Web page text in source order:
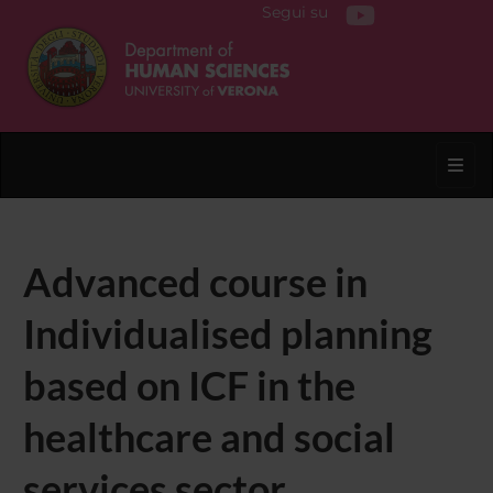
Segui su
Advanced course in
Individualised planning
based on ICF in the
healthcare and social